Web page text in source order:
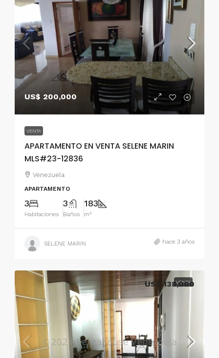
US$ 200,000
VENTA
APARTAMENTO EN VENTA SELENE MARIN
MLS#23-12836
Venezuela
APARTAMENTO
3
Habitaciones
3
Baños
183
m²
SELENE MARIN hace 3 años
VENTA
US$ 138,000